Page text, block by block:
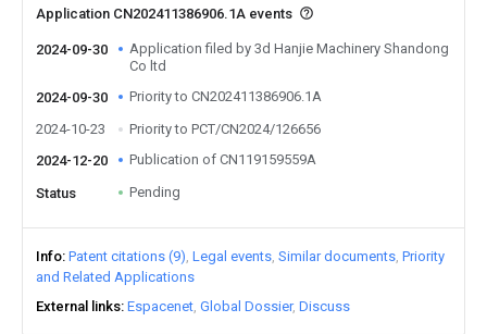
Application CN202411386906.1A events
2024-09-30
Application filed by 3d Hanjie Machinery Shandong
Co ltd
2024-09-30
Priority to CN202411386906.1A
2024-10-23
Priority to PCT/CN2024/126656
2024-12-20
Publication of CN119159559A
Status Pending
Info Patent citations (9) Legal events Similar documents Priority
and Related Applications
External links Espacenet Global Dossier Discuss